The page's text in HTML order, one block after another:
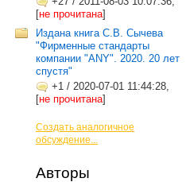
[не прочитана]
Издана книга С.В. Сычева
"Фирменные стандарты
компании "ANY". 2020. 20 лет
спустя"
+1 / 2020-07-01 11:44:28,
[не прочитана]
Создать аналогичное
обсуждение...
Авторы